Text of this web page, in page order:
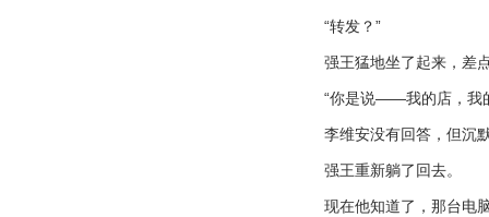
“转发？”
强王猛地坐了起来，差
“你是说——我的店，我
李维安没有回答，但沉
强王重新躺了回去。
现在他知道了，那台电